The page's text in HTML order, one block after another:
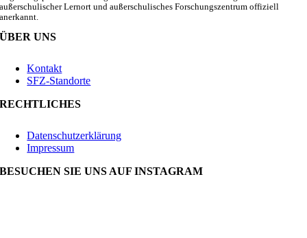
außerschulischer Lernort und außerschulisches Forschungszentrum offiziell
anerkannt.
ÜBER UNS
Kontakt
SFZ-Standorte
RECHTLICHES
Datenschutzerklärung
Impressum
BESUCHEN SIE UNS AUF INSTAGRAM